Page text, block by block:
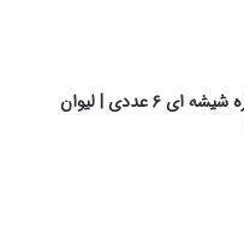
خرید لیوان دوجداره شیشه ای ۶ عددی | لیوان